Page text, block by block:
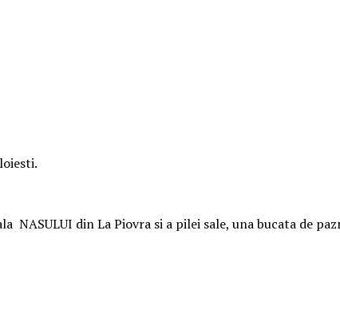
din La Piovra si a pilei sale, una bucata de